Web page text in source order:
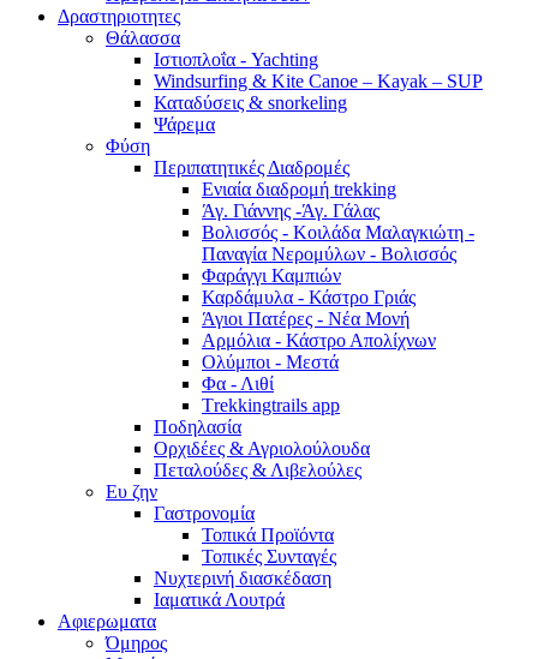
Δραστηριοτητες
Θάλασσα
Ιστιοπλοΐα - Yachting
Windsurfing & Kite Canoe – Kayak – SUP
Καταδύσεις & snorkeling
Ψάρεμα
Φύση
Περιπατητικές Διαδρομές
Ενιαία διαδρομή trekking
Άγ. Γιάννης -Άγ. Γάλας
Βολισσός - Κοιλάδα Μαλαγκιώτη -
Παναγία Νερομύλων - Βολισσός
Φαράγγι Καμπιών
Καρδάμυλα - Κάστρο Γριάς
Άγιοι Πατέρες - Νέα Μονή
Αρμόλια - Κάστρο Απολίχνων
Ολύμποι - Μεστά
Φα - Λιθί
Τrekkingtrails app
Ποδηλασία
Ορχιδέες & Αγριολούλουδα
Πεταλούδες & Λιβελούλες
Ευ ζην
Γαστρονομία
Τοπικά Προϊόντα
Τοπικές Συνταγές
Νυχτερινή διασκέδαση
Ιαματικά Λουτρά
Αφιερωματα
Όμηρος